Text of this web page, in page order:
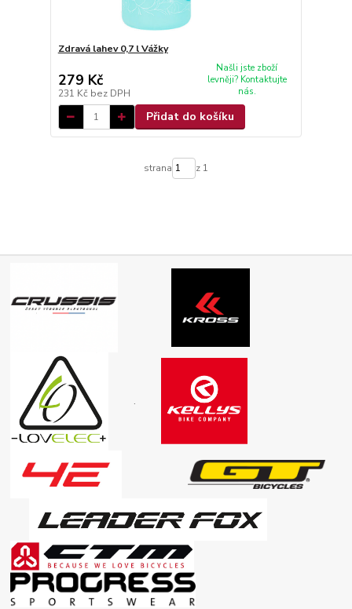
Zdravá lahev 0,7 l Vážky
279 Kč
231 Kč bez DPH
Našli jste zboží
levněji? Kontaktujte
nás.
Přidat do košíku
strana z 1
.